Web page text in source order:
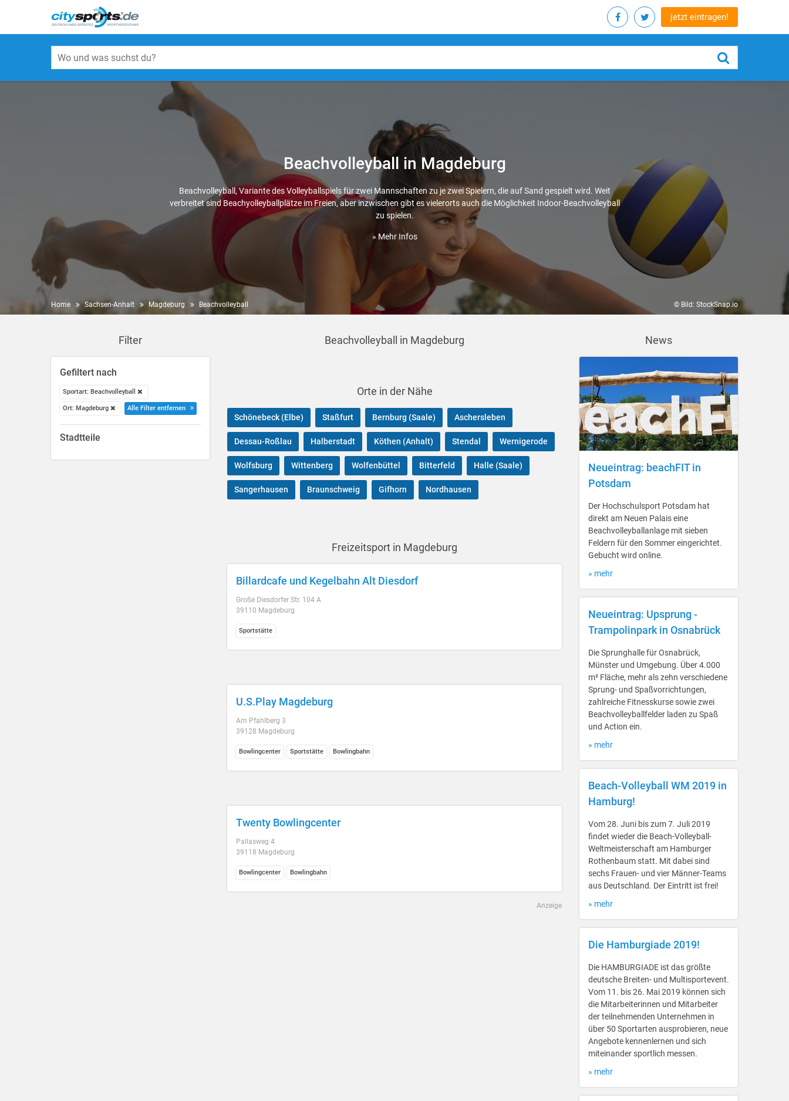
jetzt eintragen!
Beachvolleyball in Magdeburg
Beachvolleyball, Variante des Volleyballspiels für zwei Mannschaften zu je zwei Spielern, die auf Sand gespielt wird. Weit
verbreitet sind Beachyolleyballplätze im Freien, aber inzwischen gibt es vielerorts auch die Möglichkeit Indoor-Beachvolleyball
zu spielen.
» Mehr Infos
Home Sachsen-Anhalt Magdeburg Beachvolleyball © Bild: StockSnap.io
Filter
Gefiltert nach
Sportart: Beachvolleyball
Ort: Magdeburg Alle Filter entfernen
Stadtteile
Beachvolleyball in Magdeburg
Orte in der Nähe
Schönebeck (Elbe) Staßfurt Bernburg (Saale) Aschersleben
Dessau-Roßlau Halberstadt Köthen (Anhalt) Stendal Wernigerode
Wolfsburg Wittenberg Wolfenbüttel Bitterfeld Halle (Saale)
Sangerhausen Braunschweig Gifhorn Nordhausen
Freizeitsport in Magdeburg
Billardcafe und Kegelbahn Alt Diesdorf
Große Diesdorfer Str. 104 A
39110 Magdeburg
Sportstätte
U.S.Play Magdeburg
Am Pfahlberg 3
39128 Magdeburg
Bowlingcenter Sportstätte Bowlingbahn
Twenty Bowlingcenter
Pallasweg 4
39118 Magdeburg
Bowlingcenter Bowlingbahn
Anzeige
News
Neueintrag: beachFIT in
Potsdam
Der Hochschulsport Potsdam hat
direkt am Neuen Palais eine
Beachvolleyballanlage mit sieben
Feldern für den Sommer eingerichtet.
Gebucht wird online.
» mehr
Neueintrag: Upsprung -
Trampolinpark in Osnabrück
Die Sprunghalle für Osnabrück,
Münster und Umgebung. Über 4.000
m² Fläche, mehr als zehn verschiedene
Sprung- und Spaßvorrichtungen,
zahlreiche Fitnesskurse sowie zwei
Beachvolleyballfelder laden zu Spaß
und Action ein.
» mehr
Beach-Volleyball WM 2019 in
Hamburg!
Vom 28. Juni bis zum 7. Juli 2019
findet wieder die Beach-Volleyball-
Weltmeisterschaft am Hamburger
Rothenbaum statt. Mit dabei sind
sechs Frauen- und vier Männer-Teams
aus Deutschland. Der Eintritt ist frei!
» mehr
Die Hamburgiade 2019!
Die HAMBURGIADE ist das größte
deutsche Breiten- und Multisportevent.
Vom 11. bis 26. Mai 2019 können sich
die Mitarbeiterinnen und Mitarbeiter
der teilnehmenden Unternehmen in
über 50 Sportarten ausprobieren, neue
Angebote kennenlernen und sich
miteinander sportlich messen.
» mehr